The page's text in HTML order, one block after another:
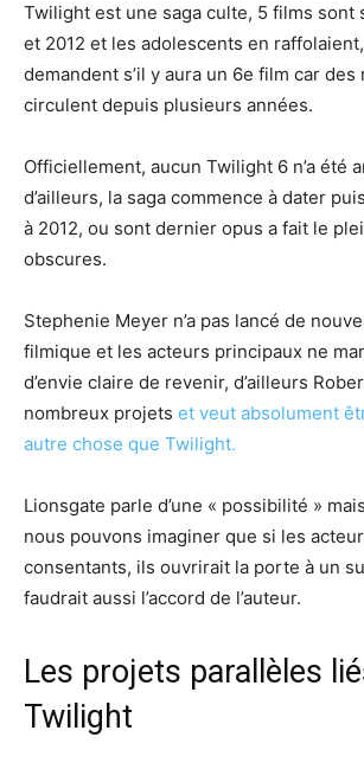
Twilight est une saga culte, 5 films
et 2012 et les adolescents en
demandent s’il y aura un 6e film car des
circulent depuis plusieurs années.
Officiellement, aucun Twilight 6 n’a été
d’ailleurs, la saga commence à dater
à 2012, ou sont dernier opus a fait le
obscures.
Stephenie Meyer n’a pas lancé de
filmique et les acteurs principaux ne
d’envie claire de revenir, d’ailleurs
nombreux projets et veut absolument
autre chose que Twilight.
Lionsgate parle d’une « possibilité »
nous pouvons imaginer que si les
consentants, ils ouvrirait la porte à un
faudrait aussi l’accord de l’auteur.
Les projets parallèles
Twilight